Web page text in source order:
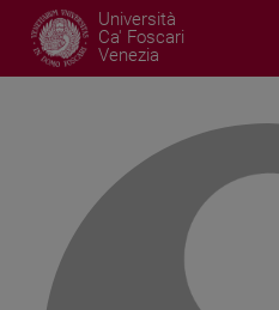
Università
Ca' Foscari
Venezia